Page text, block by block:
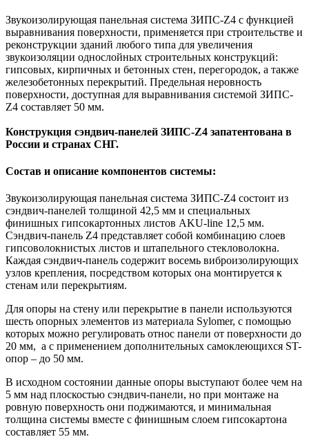
Звукоизолирующая панельная система ЗИПС-Z4 c функцией
выравнивания поверхности, применяется при строительстве и
реконструкции зданий любого типа для увеличения
звукоизоляции однослойных строительных конструкций:
гипсовых, кирпичных и бетонных стен, перегородок, а также
железобетонных перекрытий. Предельная неровность
поверхности, доступная для выравнивания системой ЗИПС-
Z4 составляет 50 мм.
Конструкция сэндвич-панелей ЗИПС-Z4 запатентована в
России и странах СНГ.
Состав и описание компонентов системы:
Звукоизолирующая панельная система ЗИПС-Z4 состоит из
сэндвич-панелей толщиной 42,5 мм и специальных
финишных гипсокартонных листов AKU-line 12,5 мм.
Сэндвич-панель Z4 представляет собой комбинацию слоев
гипсоволокнистых листов и штапельного стекловолокна.
Каждая сэндвич-панель содержит восемь виброизолирующих
узлов крепления, посредством которых она монтируется к
стенам или перекрытиям.
Для опоры на стену или перекрытие в панели используются
шесть опорных элементов из материала Sylomer, с помощью
которых можно регулировать относ панели от поверхности до
20 мм, а с применением дополнительных самоклеющихся ST-
опор – до 50 мм.
В исходном состоянии данные опоры выступают более чем на
5 мм над плоскостью сэндвич-панели, но при монтаже на
ровную поверхность они поджимаются, и минимальная
толщина системы вместе с финишным слоем гипсокартона
составляет 55 мм.